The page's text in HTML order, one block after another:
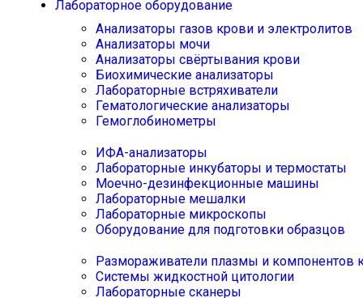
Лабораторное оборудование
Анализаторы газов крови и электролитов
Анализаторы мочи
Анализаторы свёртывания крови
Биохимические анализаторы
Лабораторные встряхиватели
Гематологические анализаторы
Гемоглобинометры
ИФА-анализаторы
Лабораторные инкубаторы и термостаты
Моечно-дезинфекционные машины
Лабораторные мешалки
Лабораторные микроскопы
Оборудование для подготовки образцов
Размораживатели плазмы и компонентов
Системы жидкостной цитологии
Лабораторные сканеры